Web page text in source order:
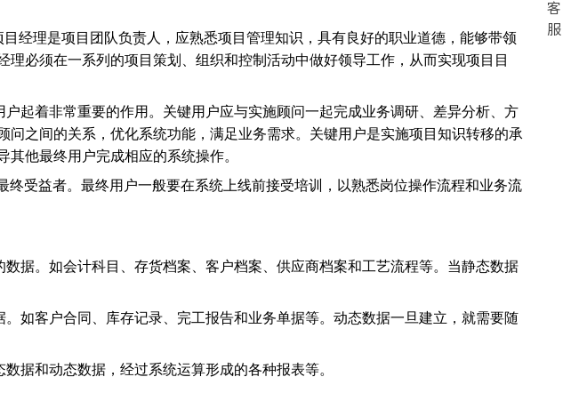
经理是项目团队负责人，应熟悉项目管理知识，具有良好的职业道德，能够带领
必须在一系列的项目策划、组织和控制活动中做好领导工作，从而实现项目目
起着非常重要的作用。关键用户应与实施顾问一起完成业务调研、差异分析、方
之间的关系，优化系统功能，满足业务需求。关键用户是实施项目知识转移的承
他最终用户完成相应的系统操作。
受益者。最终用户一般要在系统上线前接受培训，以熟悉岗位操作流程和业务流
据。如会计科目、存货档案、客户档案、供应商档案和工艺流程等。当静态数据
如客户合同、库存记录、完工报告和业务单据等。动态数据一旦建立，就需要随
据和动态数据，经过系统运算形成的各种报表等。
客
服